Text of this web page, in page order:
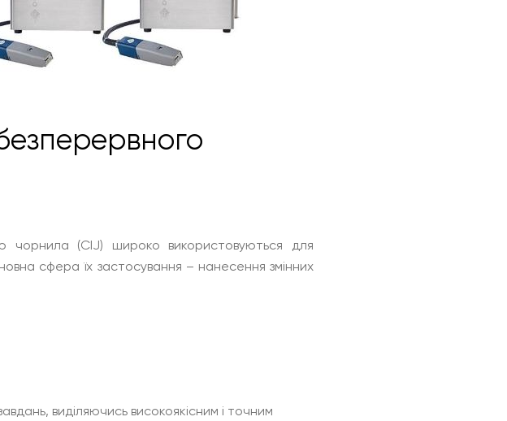
чорнила (CIJ) широко використовуються для
сфера їх застосування – нанесення змінних
виділяючись високоякісним і точним